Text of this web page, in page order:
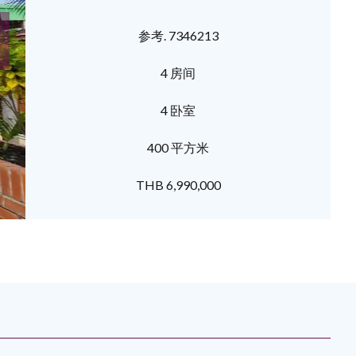
参考. 7346213
4 房间
4 卧室
400 平方米
THB 6,990,000